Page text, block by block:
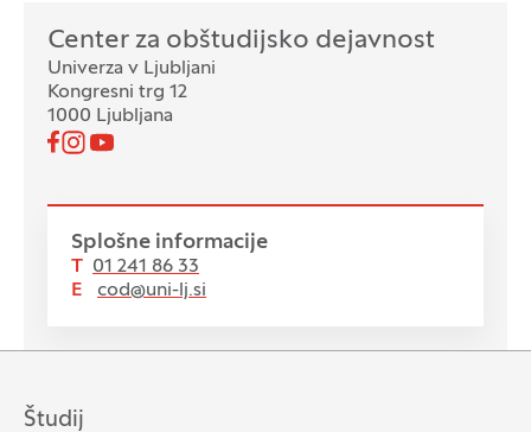
Center za obštudijsko dejavnost
Univerza v Ljubljani
Kongresni trg 12
1000 Ljubljana
Spremljajte nas
Pojdi na našo Facebook stran
Pojdi na našo Instagram stran
Pojdi na YouTube stran
Splošne informacije
T 01 241 86 33
E
cod@uni-lj.si
Študij